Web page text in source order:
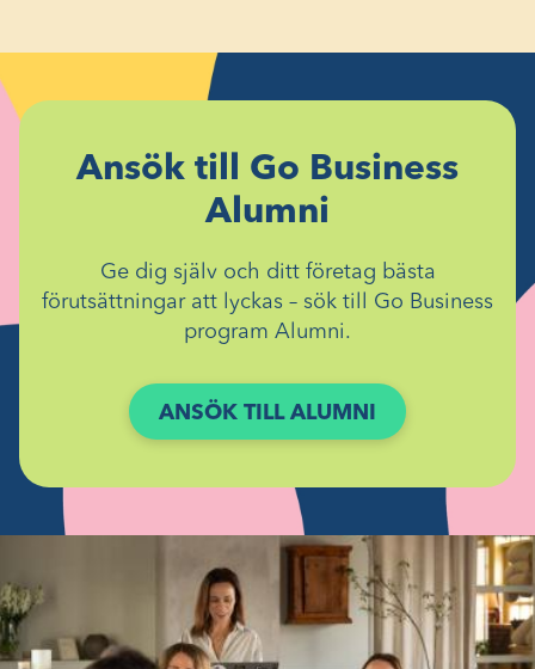
Ansök till Go Business
Alumni
Ge dig själv och ditt företag bästa
förutsättningar att lyckas – sök till Go Business
program Alumni.
ANSÖK TILL ALUMNI